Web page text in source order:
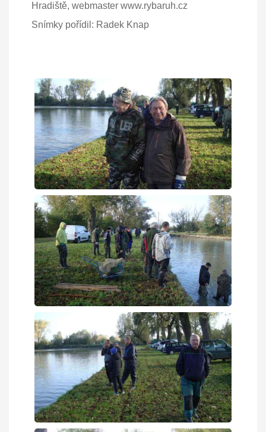
Hradiště, webmaster www.rybaruh.cz
Snímky pořídil: Radek Knap